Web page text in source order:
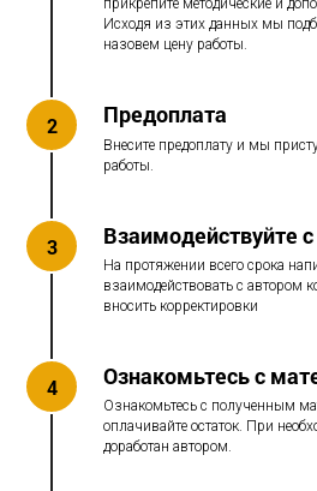
прикрепите методические и
Исходя из этих данных мы
назовем цену работы.
2 Предоплата
Внесите предоплату и мы
работы.
3 Взаимодействуйте
На протяжении всего срока
взаимодействовать с автором
вносить корректировки
4 Ознакомьтесь с
Ознакомьтесь с полученным
оплачивайте остаток. При
доработан автором.